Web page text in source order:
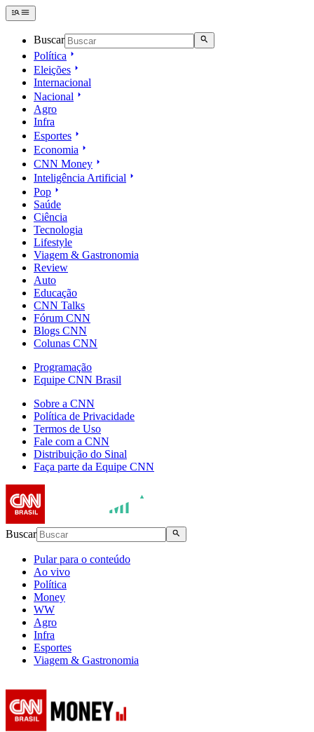
Buscar
Política
Eleições
Internacional
Nacional
Agro
Infra
Esportes
Economia
CNN Money
Inteligência Artificial
Pop
Saúde
Ciência
Tecnologia
Lifestyle
Viagem & Gastronomia
Review
Auto
Educação
CNN Talks
Fórum CNN
Blogs CNN
Colunas CNN
Programação
Equipe CNN Brasil
Sobre a CNN
Política de Privacidade
Termos de Uso
Fale com a CNN
Distribuição do Sinal
Faça parte da Equipe CNN
Buscar
Pular para o conteúdo
Ao vivo
Política
Money
WW
Agro
Infra
Esportes
Viagem & Gastronomia